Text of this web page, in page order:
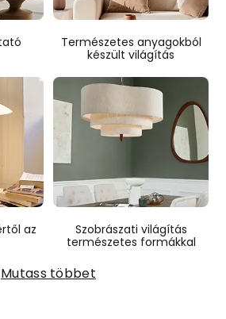
Természetes anyagokból
készült világítás
az
Szobrászati világítás
természetes formákkal
Mutass többet